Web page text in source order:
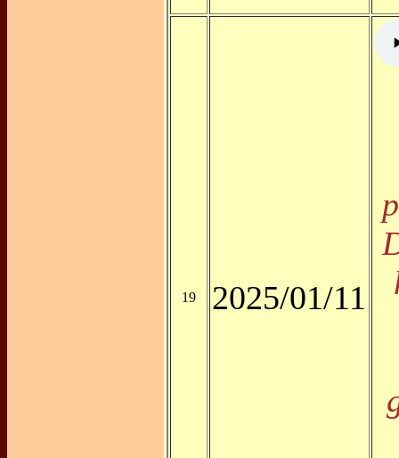
19 2025/01/11